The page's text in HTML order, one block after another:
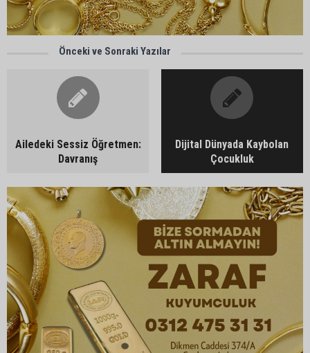
Önceki ve Sonraki Yazılar
Ailedeki Sessiz Öğretmen:
Davranış
Dijital Dünyada Kaybolan
Çocukluk